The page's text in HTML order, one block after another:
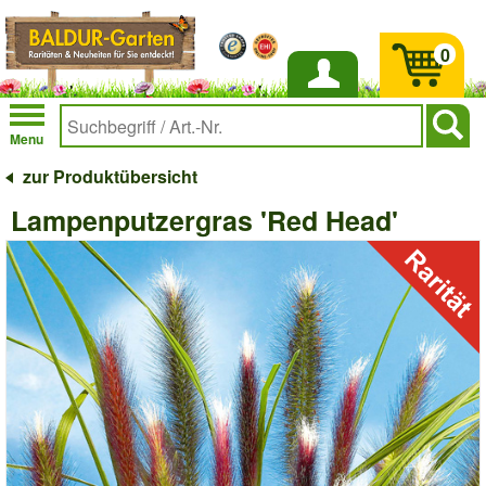
Anmelden
Menu
0
zur Produktübersicht
Lampenputzergras 'Red Head'